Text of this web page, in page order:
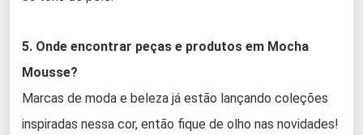
5. Onde encontrar peças e produtos em Mocha
Mousse?
Marcas de moda e beleza já estão lançando coleções
inspiradas nessa cor, então fique de olho nas novidades!